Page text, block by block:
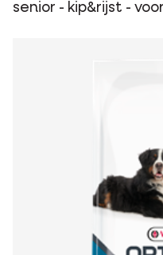
senior - kip&rijst -